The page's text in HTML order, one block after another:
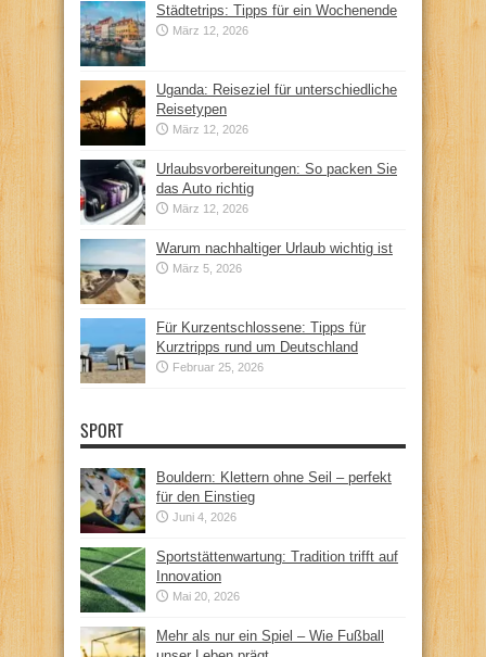
Städtetrips: Tipps für ein Wochenende
März 12, 2026
Uganda: Reiseziel für unterschiedliche
Reisetypen
März 12, 2026
Urlaubsvorbereitungen: So packen Sie
das Auto richtig
März 12, 2026
Warum nachhaltiger Urlaub wichtig ist
März 5, 2026
Für Kurzentschlossene: Tipps für
Kurztripps rund um Deutschland
Februar 25, 2026
SPORT
Bouldern: Klettern ohne Seil – perfekt
für den Einstieg
Juni 4, 2026
Sportstättenwartung: Tradition trifft auf
Innovation
Mai 20, 2026
Mehr als nur ein Spiel – Wie Fußball